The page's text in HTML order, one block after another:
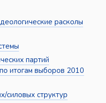
расколы
партий
итогам выборов 2010
силовых структур